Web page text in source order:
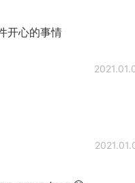
开心的事情